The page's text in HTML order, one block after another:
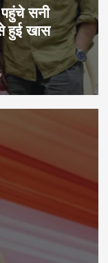
सनी
हुई खास